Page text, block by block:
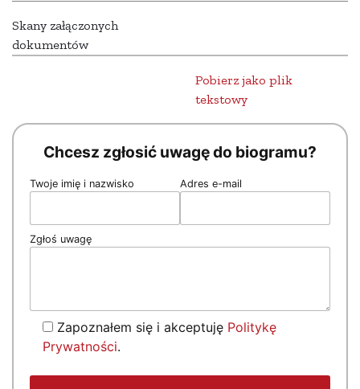
Skany załączonych
dokumentów
Pobierz jako plik
tekstowy
Chcesz zgłosić uwagę do biogramu?
Twoje imię i nazwisko Adres e-mail
Zgłoś uwagę
Zapoznałem się i akceptuję Politykę
Prywatności.